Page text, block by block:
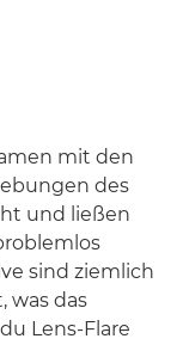
mit den
des
und ließen
sind ziemlich
was das
Lens-Flare